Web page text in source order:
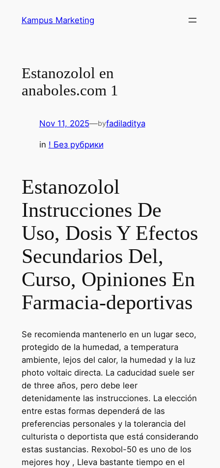
Kampus Marketing
Estanozolol en
anaboles.com 1
Nov 11, 2025—byfadiladitya
in ! Без рубрики
Estanozolol
Instrucciones De
Uso, Dosis Y Efectos
Secundarios Del,
Curso, Opiniones En
Farmacia-deportivas
Se recomienda mantenerlo en un lugar seco,
protegido de la humedad, a temperatura
ambiente, lejos del calor, la humedad y la luz
photo voltaic directa. La caducidad suele ser
de three años, pero debe leer
detenidamente las instrucciones. La elección
entre estas formas dependerá de las
preferencias personales y la tolerancia del
culturista o deportista que está considerando
estas sustancias. Rexobol-50 es uno de los
mejores hoy , Lleva bastante tiempo en el